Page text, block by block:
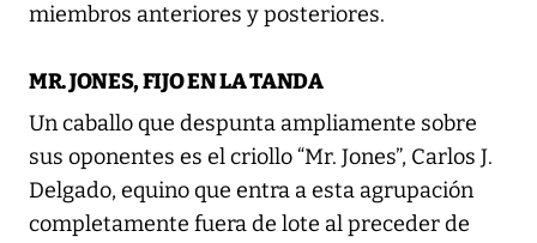
miembros anteriores y posteriores.
MR. JONES, FIJO EN LA TANDA
Un caballo que despunta ampliamente sobre
sus oponentes es el criollo “Mr. Jones”, Carlos J.
Delgado, equino que entra a esta agrupación
completamente fuera de lote al preceder de